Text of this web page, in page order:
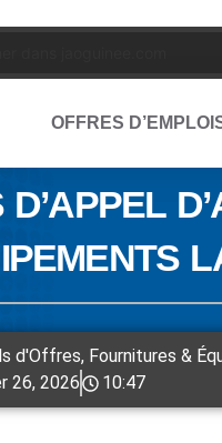
OFFRES
D’APPEL
d'Offres, Fournitures &
26, 2026
10:47